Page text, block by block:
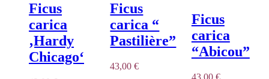
Ficus
carica
‚Hardy
Chicago‘
Ficus
carica “
Pastilière”
43,00€
Ficus
carica
“Abicou”
43,00 €